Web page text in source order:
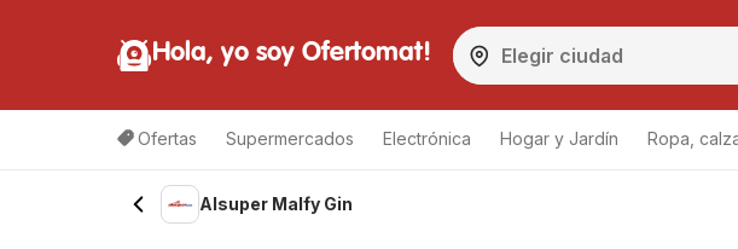
Hola, yo soy Ofertomat!
Ofertas Supermercados Electrónica Hogar y Jardín Ropa,
Alsuper Malfy Gin